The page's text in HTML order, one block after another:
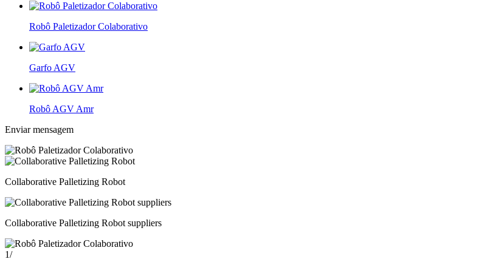
Robô Paletizador Colaborativo
Garfo AGV
Robô AGV Amr
Enviar mensagem
Collaborative Palletizing Robot
Collaborative Palletizing Robot suppliers
1/